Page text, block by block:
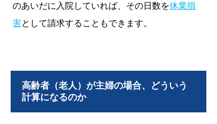
のあいだに入院していれば、その日数を休業損
害として請求することもできます。
高齢者（老人）が主婦の場合、どういう
計算になるのか